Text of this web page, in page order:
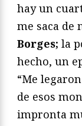
hay un
me saca de
Borges; la
hecho, un
“Me
de esos
impronta